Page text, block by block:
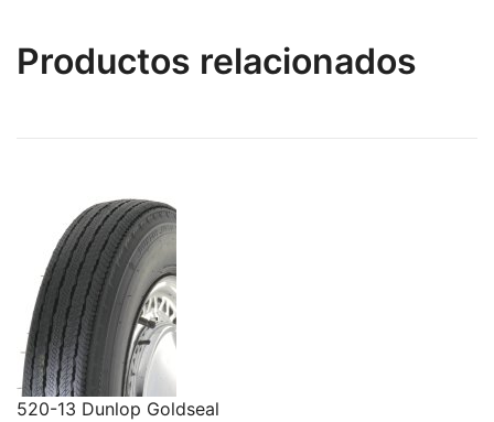
Productos relacionados
520-13 Dunlop Goldseal